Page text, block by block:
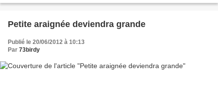
araignees#jimage=0EC949D9-7DAD-4A1C-A57C-D1BE84288B28...
Petite araignée deviendra grande
Publié le 20/06/2012 à 10:13
Par 73birdy